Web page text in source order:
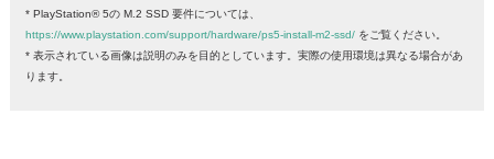
* PlayStation® 5の M.2 SSD 要件については、
https://www.playstation.com/support/hardware/ps5-install-m2-ssd/をご覧ください。
* 表示されている画像は説明のみを目的としています。実際の使用環境は異なる場合があ
ります。